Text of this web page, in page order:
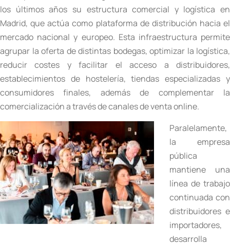
los últimos años su estructura comercial y logística en
Madrid, que actúa como plataforma de distribución hacia el
mercado nacional y europeo. Esta infraestructura permite
agrupar la oferta de distintas bodegas, optimizar la logística,
reducir costes y facilitar el acceso a distribuidores,
establecimientos de hostelería, tiendas especializadas y
consumidores finales, además de complementar la
comercialización a través de canales de venta online.
Paralelamente,
la empresa
pública
mantiene una
línea de trabajo
continuada con
distribuidores e
importadores,
desarrolla